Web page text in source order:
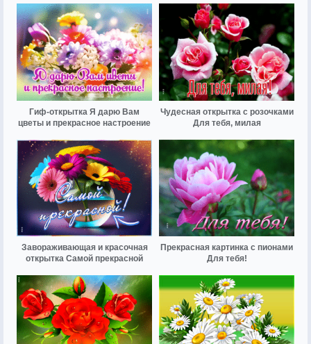
Гиф-открытка Я дарю Вам
цветы и прекрасное настроение
Чудесная открытка с розочками
Для тебя, милая
Завораживающая и красочная
открытка Самой прекрасной
Прекрасная картинка с пионами
Для тебя!